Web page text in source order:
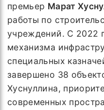
премьер Марат
работы по
учреждений. С 2022
механизма
специальных
завершено 38
Хуснуллина,
современных